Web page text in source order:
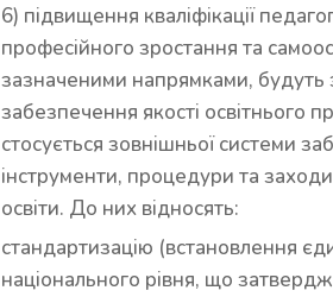
6) підвищення кваліфікації
професійного зростання та
зазначеними напрямками, будуть
забезпечення якості освітнього
стосується зовнішньої системи
інструменти, процедури та
освіти. До них відносять:
стандартизацію (встановлення
національного рівня, що